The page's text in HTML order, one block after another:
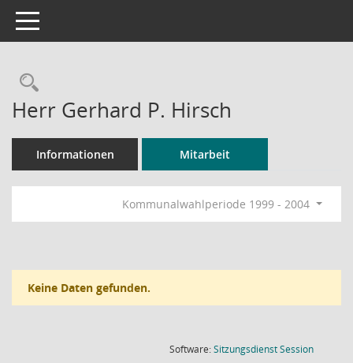
Toggle navigation
Rechercheauswahl
Herr Gerhard P. Hirsch
Informationen Mitarbeit
Kommunalwahlperiode 1999 - 2004
Keine Daten gefunden.
Software:SitzungsdienstSession(Wird in